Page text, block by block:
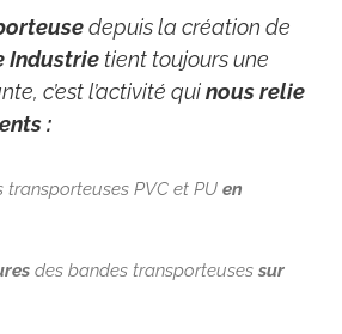
depuis la création de
Industrie tient toujours une
c’est l’activité quinous relie
:
transporteuses PVC et PU en
des bandes transporteuses sur